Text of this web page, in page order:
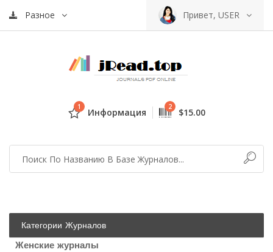
Разное Привет, USER
1 Информация 2 $15.00
Категории Журналов
Женские журналы